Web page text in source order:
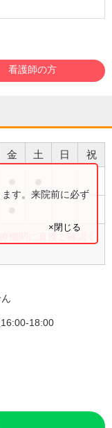
看護師の方
金 土 日 祝
機関に直接ご確認く
す。来院前に必ず
×閉じる
16:00-18:00